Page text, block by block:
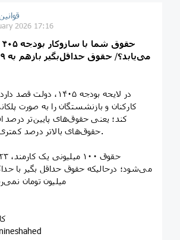
2026 17:16
می‌یابد؟/
کارکنان و بازنشستگان را به صورت
کند؛ یعنی حقوق‌های پایین‌تر درصد
حقوق‌های بالاتر درصد کمتری دریافت می‌کنند.
میلیون تومان